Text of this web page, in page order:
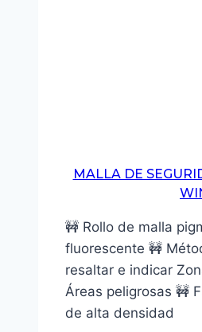
MALLA DE
🚧 Rollo de malla
fluorescente 🚧
resaltar e indicar
Áreas peligrosas 🚧
de alta densidad